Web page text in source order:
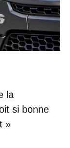
la
si bonne
»